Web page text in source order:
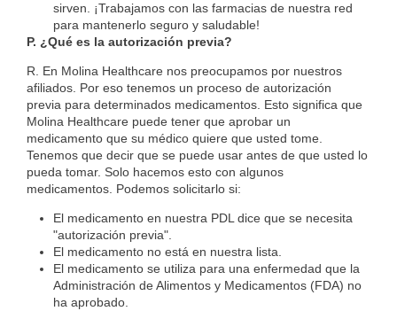
sirven. ¡Trabajamos con las farmacias de nuestra red
para mantenerlo seguro y saludable!
P. ¿Qué es la autorización previa?
R. En Molina Healthcare nos preocupamos por nuestros
afiliados. Por eso tenemos un proceso de autorización
previa para determinados medicamentos. Esto significa que
Molina Healthcare puede tener que aprobar un
medicamento que su médico quiere que usted tome.
Tenemos que decir que se puede usar antes de que usted lo
pueda tomar. Solo hacemos esto con algunos
medicamentos. Podemos solicitarlo si:
El medicamento en nuestra PDL dice que se necesita
"autorización previa".
El medicamento no está en nuestra lista.
El medicamento se utiliza para una enfermedad que la
Administración de Alimentos y Medicamentos (FDA) no
ha aprobado.